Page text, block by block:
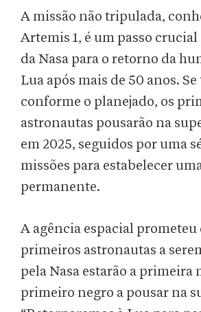
A missão não tripulada,
Artemis 1, é um passo
da Nasa para o retorno da
Lua após mais de 50 anos.
conforme o planejado, os
astronautas pousarão na
em 2025, seguidos por uma
missões para estabelecer
permanente.
A agência espacial prometeu
primeiros astronautas a
pela Nasa estarão a primeira
primeiro negro a pousar na